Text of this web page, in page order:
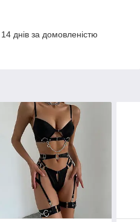
днів за домовленістю